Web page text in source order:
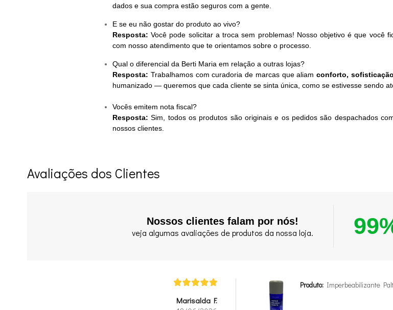
dados e sua compra estão seguros com a gente.
E se eu não gostar do produto ao vivo?
Resposta: Você pode solicitar a troca sem problemas! Nosso objetivo é que você
com nosso atendimento que te orientamos sobre o processo.
Qual o diferencial da Berti Maria em relação a outras lojas?
Resposta: Trabalhamos com curadoria de marcas que aliamconforto,
humanizado — queremos que cada cliente se sinta única, como se estivesse sendo
Vocês emitem nota fiscal?
Resposta:Sim, todos os produtos são originais e os pedidos são despachados
nossos clientes.
Avaliações dos Clientes
Nossos clientes falam por nós!
veja algumas avaliações de produtos da nossa loja.
Marisalda F.
Produto: Imperbeabilizante